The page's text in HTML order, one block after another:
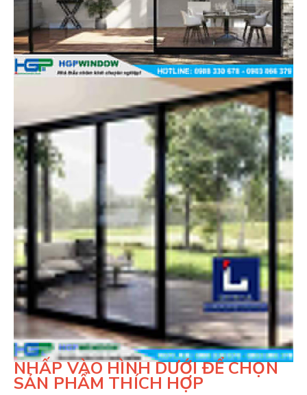
NHẤP VÀO HÌNH DƯỚI ĐỂ CHỌN
SẢN PHẨM THÍCH HỢP